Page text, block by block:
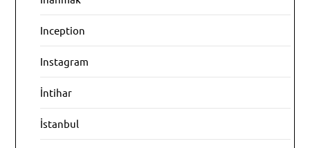
Inception
Instagram
İntihar
İstanbul